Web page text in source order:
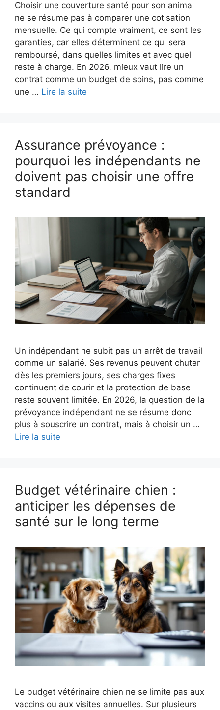
Choisir une couverture santé pour son animal
ne se résume pas à comparer une cotisation
mensuelle. Ce qui compte vraiment, ce sont les
garanties, car elles déterminent ce qui sera
remboursé, dans quelles limites et avec quel
reste à charge. En 2026, mieux vaut lire un
contrat comme un budget de soins, pas comme
une … Lire la suite
Assurance prévoyance :
pourquoi les indépendants ne
doivent pas choisir une offre
standard
Un indépendant ne subit pas un arrêt de travail
comme un salarié. Ses revenus peuvent chuter
dès les premiers jours, ses charges fixes
continuent de courir et la protection de base
reste souvent limitée. En 2026, la question de la
prévoyance indépendant ne se résume donc
plus à souscrire un contrat, mais à choisir un …
Lire la suite
Budget vétérinaire chien :
anticiper les dépenses de
santé sur le long terme
Le budget vétérinaire chien ne se limite pas aux
vaccins ou aux visites annuelles. Sur plusieurs